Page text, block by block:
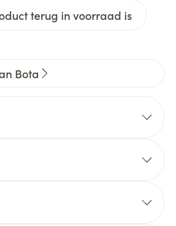
terug in voorraad is
Bota